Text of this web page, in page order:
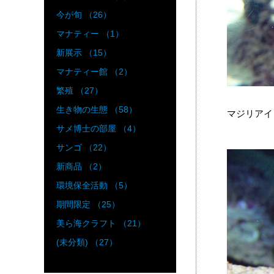
マジリア
今が旬 （26）
マナティー （1）
新展示 （15）
マナティー館 （2）
繁殖 （27）
生き物の生態 （58）
サメ博士の部屋 （4）
サンゴ （22）
新商品 （2）
環境保全活動 （5）
期間限定 （25）
美ら海クラフト （21）
(未分類) （27）